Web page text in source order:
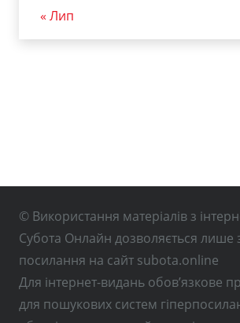
« Лип
© Використання матеріалів з
Субота Онлайн дозволяється лише
посилання на сайт subota.online
Для інтернет-видань обов’язкове
для пошукових систем